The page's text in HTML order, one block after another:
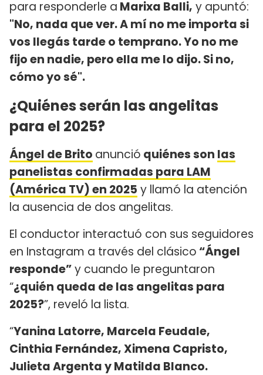
para responderle a Marixa Balli, y apuntó:
"No, nada que ver. A mí no me importa si
vos llegás tarde o temprano. Yo no me
fijo en nadie, pero ella me lo dijo. Si no,
cómo yo sé".
¿Quiénes serán las angelitas
para el 2025?
Ángel de Brito anunció quiénes son las
panelistas confirmadas para LAM
(América TV) en 2025 y llamó la atención
la ausencia de dos angelitas.
El conductor interactuó con sus seguidores
en Instagram a través del clásico “Ángel
responde”y cuando le preguntaron
“¿quién queda de las angelitas para
2025?”, reveló la lista.
“Yanina Latorre, Marcela Feudale,
Cinthia Fernández, Ximena Capristo,
Julieta Argenta y Matilda Blanco.